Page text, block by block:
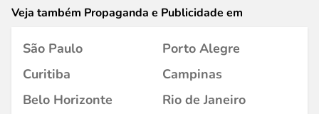
Veja também Propaganda e Publicidade em
São Paulo
Porto Alegre
Curitiba
Campinas
Belo Horizonte
Rio de Janeiro